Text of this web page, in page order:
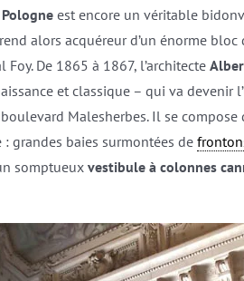
est encore un véritable
alors acquéreur d’un énorme
De 1865 à 1867, l’architecte
et classique – qui va devenir
Malesherbes. Il se
grandes baies surmontées de
somptueux vestibule à colonnes